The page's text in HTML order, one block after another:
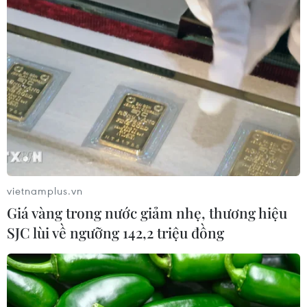
05/08/2026 02:59
VIB ra mắt One Card, mở ra bước
tiến mới về thẻ tín dụng
05/08/2026 01:48
Doanh thu của Apple tại Ấn Độ lần
đầu vượt 10 tỷ USD
05/08/2026 00:53
Boeing 737 MAX 7 được đưa vào khai
thác sau hơn 8 năm chờ đợi
04/08/2026 02:48
vietnamplus.vn
Giá vàng trong nước giảm nhẹ, thương hiệu
SJC lùi về ngưỡng 142,2 triệu đồng